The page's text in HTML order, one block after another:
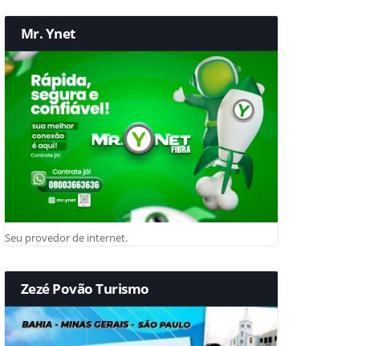
Mr. Ynet
Seu provedor de internet.
Zezé Povão Turismo